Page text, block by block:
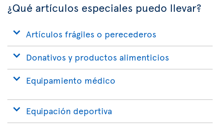
¿Qué artículos especiales puedo llevar?
Artículos frágiles o perecederos
Donativos y productos alimenticios
Equipamiento médico
Equipación deportiva